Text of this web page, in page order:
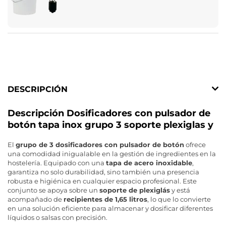
DESCRIPCIÓN
Descripción Dosificadores con pulsador de
botón tapa inox grupo 3 soporte plexiglas y
El grupo de 3 dosificadores con pulsador de botón ofrece
una comodidad inigualable en la gestión de ingredientes en la
hostelería. Equipado con una tapa de acero inoxidable,
garantiza no solo durabilidad, sino también una presencia
robusta e higiénica en cualquier espacio profesional. Este
conjunto se apoya sobre un soporte de plexiglásy está
acompañado de recipientes de 1,65 litros, lo que lo convierte
en una solución eficiente para almacenar y dosificar diferentes
líquidos o salsas con precisión.